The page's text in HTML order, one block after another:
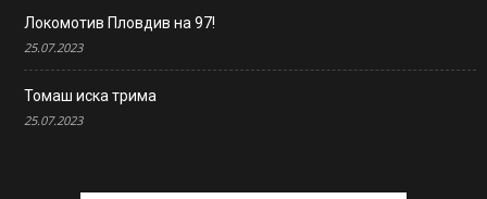
Локомотив Пловдив на 97!
25.07.2023
Томаш иска трима
25.07.2023